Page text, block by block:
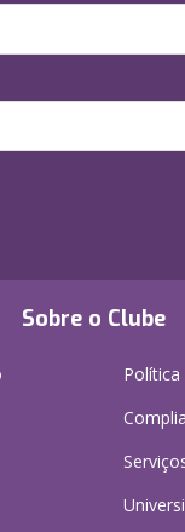
Sobre o Clube
Política